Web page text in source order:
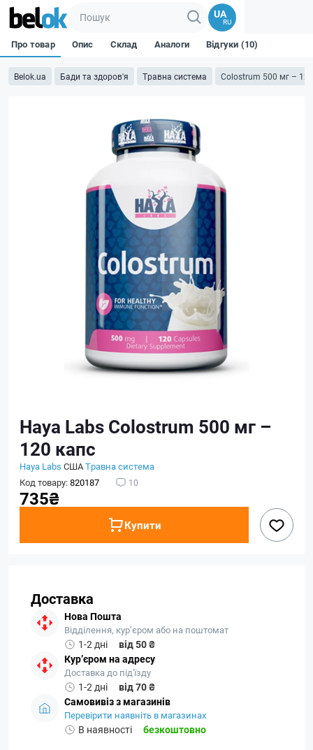
UA
RU
Belok.ua Бади та здоров'я Травна система Colostrum 500 мг –
Про товар Опис Склад Аналоги Відгуки (10)
Haya Labs Colostrum 500 мг –
120 капс
Haya Labs СШАТравна система
Код товару:820187 10
735₴
Купити
Доставка
Нова Пошта
Відділення, кур’єром або на поштомат
1-2 дні
від 50 ₴
Кур’єром на адресу
Доставка до під'їзду
1-2 дні
від 70 ₴
Самовивіз з магазинів
Перевірити наявніть в магазинах
В наявності безкоштовно